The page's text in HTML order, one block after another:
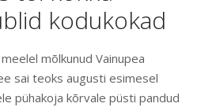
kodukokad
mõlkunud Vainupea
sai teoks augusti esimesel
pühakoja kõrvale püsti pandud